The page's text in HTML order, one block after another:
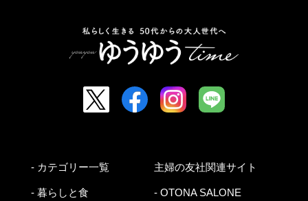
- カテゴリー一覧
- 暮らしと食
主婦の友社関連サイト
- OTONA SALONE